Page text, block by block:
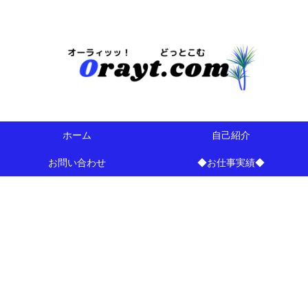
ホーム 自己紹介
お問い合わせ ◆お仕事実績◆